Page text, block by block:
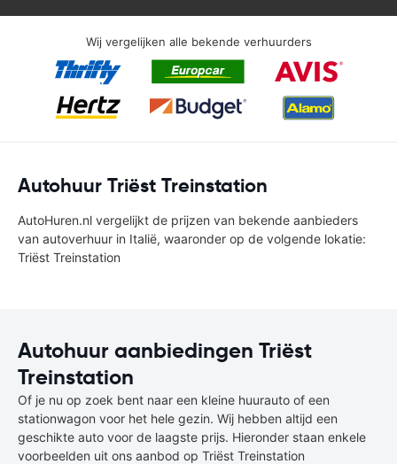
Wij vergelijken alle bekende verhuurders
Autohuur Triëst Treinstation
AutoHuren.nl vergelijkt de prijzen van bekende aanbieders
van autoverhuur in Italië, waaronder op de volgende lokatie:
Triëst Treinstation
Autohuur aanbiedingen Triëst
Treinstation
Of je nu op zoek bent naar een kleine huurauto of een
stationwagon voor het hele gezin. Wij hebben altijd een
geschikte auto voor de laagste prijs. Hieronder staan enkele
voorbeelden uit ons aanbod op Triëst Treinstation